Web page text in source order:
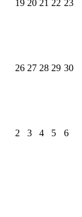
19 20 21 22 23
26 27 28 29 30
2 3 4 5 6